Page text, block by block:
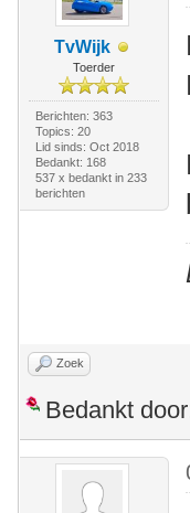
TvWijk
Toerder
Berichten: 363
Topics: 20
Lid sinds: Oct 2018
Bedankt: 168
537 x bedankt in 233
berichten
Zoek
Bedankt